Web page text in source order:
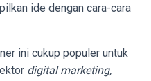
ide dengan cara-cara
ini cukup populer untuk
digital marketing,